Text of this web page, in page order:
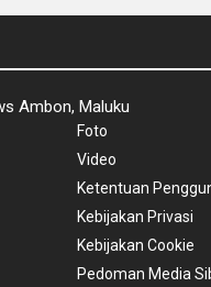
Ambon, Maluku
Foto
Video
Ketentuan
Kebijakan Privasi
Kebijakan Cookie
Pedoman Media